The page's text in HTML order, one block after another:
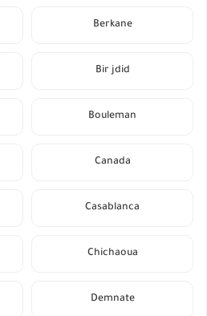
Berkane
Bir jdid
Bouleman
Canada
Casablanca
Chichaoua
Demnate